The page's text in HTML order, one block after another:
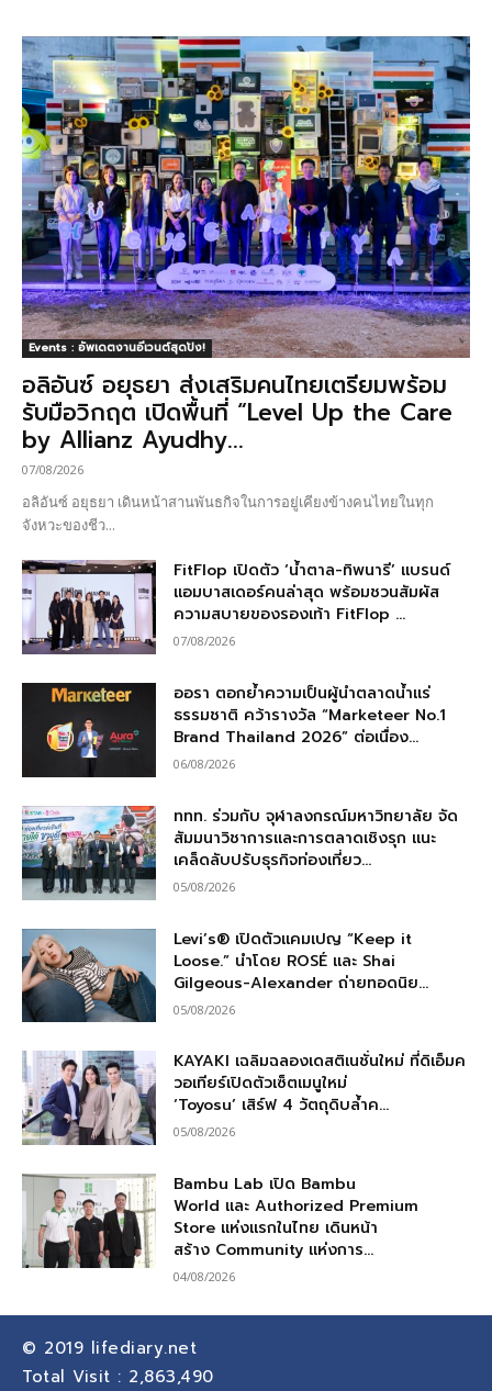
Events : อัพเดตงานอีเวนต์สุดปัง!
อลิอันซ์ อยุธยา ส่งเสริมคนไทยเตรียมพร้อม
รับมือวิกฤต เปิดพื้นที่ “Level Up the Care
by Allianz Ayudhy...
07/08/2026
อลิอันซ์ อยุธยา เดินหน้าสานพันธกิจในการอยู่เคียงข้างคนไทยในทุก
จังหวะของชีว...
FitFlop เปิดตัว ‘น้ำตาล-ทิพนารี’ แบรนด์
แอมบาสเดอร์คนล่าสุด พร้อมชวนสัมผัส
ความสบายของรองเท้า FitFlop ...
07/08/2026
ออรา ตอกย้ำความเป็นผู้นำตลาดน้ำแร่
ธรรมชาติ คว้ารางวัล “Marketeer No.1
Brand Thailand 2026” ต่อเนื่อง...
06/08/2026
ททท. ร่วมกับ จุฬาลงกรณ์มหาวิทยาลัย จัด
สัมมนาวิชาการและการตลาดเชิงรุก แนะ
เคล็ดลับปรับธุรกิจท่องเที่ยว...
05/08/2026
Levi’s® เปิดตัวแคมเปญ “Keep it
Loose.” นำโดย ROSÉ และ Shai
Gilgeous-Alexander ถ่ายทอดนิย...
05/08/2026
KAYAKI เฉลิมฉลองเดสติเนชั่นใหม่ ที่ดิเอ็มค
วอเทียร์เปิดตัวเซ็ตเมนูใหม่
‘Toyosu’ เสิร์ฟ 4 วัตถุดิบล้ำค...
05/08/2026
Bambu Lab เปิด Bambu
World และ Authorized Premium
Store แห่งแรกในไทย เดินหน้า
สร้าง Community แห่งการ...
04/08/2026
© 2019 lifediary.net
Total Visit : 2,863,490